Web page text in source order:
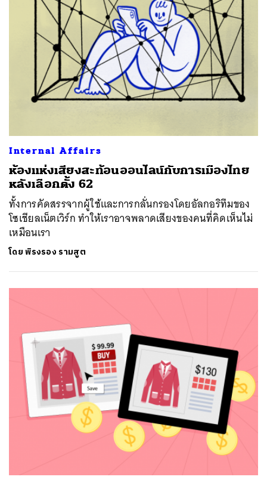
Internal Affairs
ห้องแห่งเสียงสะท้อนออนไลน์กับการเมืองไทย
หลังเลือกตั้ง 62
ทั้งการคัดสรรจากผู้ใช้และการกลั่นกรองโดยอัลกอริทึมของ
โซเชียลเน็ตเวิร์ก ทำให้เราอาจพลาดเสียงของคนที่คิดเห็นไม่
เหมือนเรา
โดยพิรงรอง รามสูต